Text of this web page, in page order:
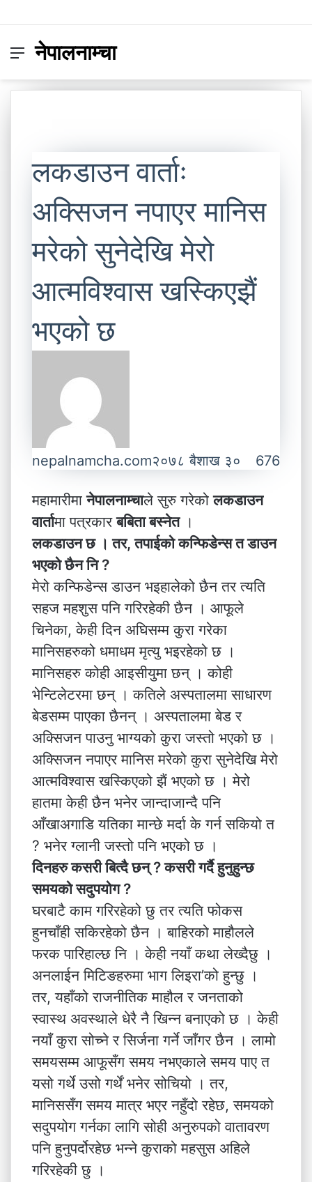
Menu
नेपालनाम्चा
लकडाउन वार्ताः
अक्सिजन नपाएर मानिस
मरेको सुनेदेखि मेरो
आत्मविश्वास खस्किएझैं
भएको छ
nepalnamcha.com२०७८ बैशाख ३० 676
महामारीमानेपालनाम्चाले सुरु गरेकोलकडाउन
वार्तामा पत्रकारबबिता बस्नेत।
लकडाउन छ । तर, तपाईको कन्फिडेन्स त डाउन
भएको छैन नि ?
मेरो कन्फिडेन्स डाउन भइहालेको छैन तर त्यति
सहज महशुस पनि गरिरहेकी छैन । आफूले
चिनेका, केही दिन अघिसम्म कुरा गरेका
मानिसहरुको धमाधम मृत्यु भइरहेको छ ।
मानिसहरु कोही आइसीयुमा छन् । कोही
भेन्टिलेटरमा छन् । कतिले अस्पतालमा साधारण
बेडसम्म पाएका छैनन् । अस्पतालमा बेड र
अक्सिजन पाउनु भाग्यको कुरा जस्तो भएको छ ।
अक्सिजन नपाएर मानिस मरेको कुरा सुनेदेखि मेरो
आत्मविश्वास खस्किएको झैं भएको छ । मेरो
हातमा केही छैन भनेर जान्दाजान्दै पनि
आँखाअगाडि यतिका मान्छे मर्दा के गर्न सकियो त
? भनेर ग्लानी जस्तो पनि भएको छ ।
दिनहरु कसरी बित्दै छन् ? कसरी गर्दै हुनुहुन्छ
समयको सदुपयोग ?
घरबाटै काम गरिरहेको छु तर त्यति फोकस
हुनचाँही सकिरहेको छैन । बाहिरको माहौलले
फरक पारिहाल्छ नि । केही नयाँ कथा लेख्दैछु ।
अनलाईन मिटिङहरुमा भाग लिइरा’को हुन्छु ।
तर, यहाँको राजनीतिक माहौल र जनताको
स्वास्थ अवस्थाले धेरै नै खिन्न बनाएको छ । केही
नयाँ कुरा सोच्ने र सिर्जना गर्ने जाँगर छैन । लामो
समयसम्म आफूसँग समय नभएकाले समय पाए त
यसो गर्थे उसो गर्थें भनेर सोचियो । तर,
मानिससँग समय मात्र भएर नहुँदो रहेछ, समयको
सदुपयोग गर्नका लागि सोही अनुरुपको वातावरण
पनि हुनुपर्दोरहेछ भन्ने कुराको महसुस अहिले
गरिरहेकी छु ।